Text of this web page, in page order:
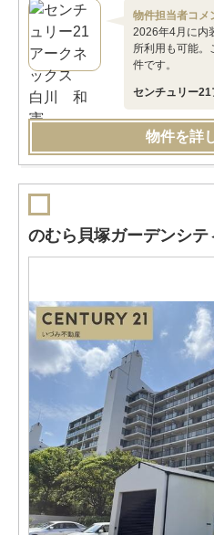
物件担当者コメ
2026年4月に内
所利用も可能。
件です。
センチュリー
物件を詳
のむら貝塚ガーデンシテ